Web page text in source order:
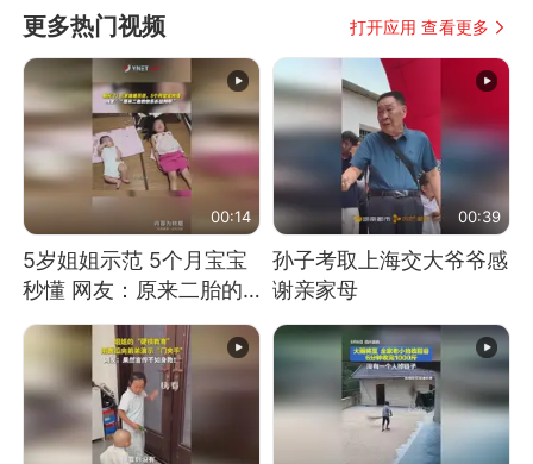
更多热门视频 打开应用 查看更多
00:14
5岁姐姐示范 5个月宝宝
秒懂 网友：原来二胎的
快乐长这样
00:39
孙子考取上海交大爷爷感
谢亲家母